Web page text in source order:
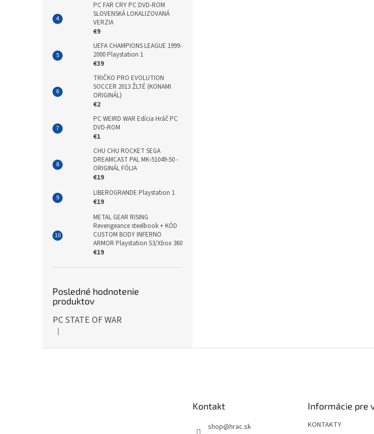
PC FAR CRY PC DVD-ROM
SLOVENSKÁ LOKALIZOVANÁ
VERZIA
€9
UEFA CHAMPIONS LEAGUE 1999-
2000 Playstation 1
€39
TRIČKO PRO EVOLUTION
SOCCER 2013 ŽLTÉ (KONAMI
ORIGINÁL)
€2
PC WEIRD WAR Edícia Hráč PC
DVD-ROM
€1
CHU CHU ROCKET SEGA
DREAMCAST PAL MK-51049-50 -
ORIGINÁL FÓLIA
€19
LIBEROGRANDE Playstation 1
€19
METAL GEAR RISING
Revengeance steelbook + KÓD
CUSTOM BODY INFERNO
ARMOR Playstation S3/Xbox 360
€19
Posledné hodnotenie
produktov
PC STATE OF WAR
Hodnotenie produktu je 5 z 5 hviezdičiek.
|
Kontakt
shop@hrac.sk
Informácie pre
KONTAKTY